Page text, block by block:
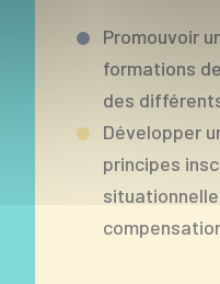
Promouvoir
formations
des
Développer
principes